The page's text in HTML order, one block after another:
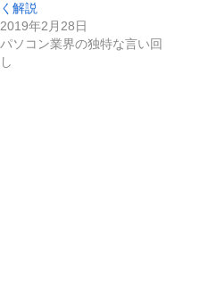
く解説
2019年2月28日
パソコン業界の独特な言い回
し